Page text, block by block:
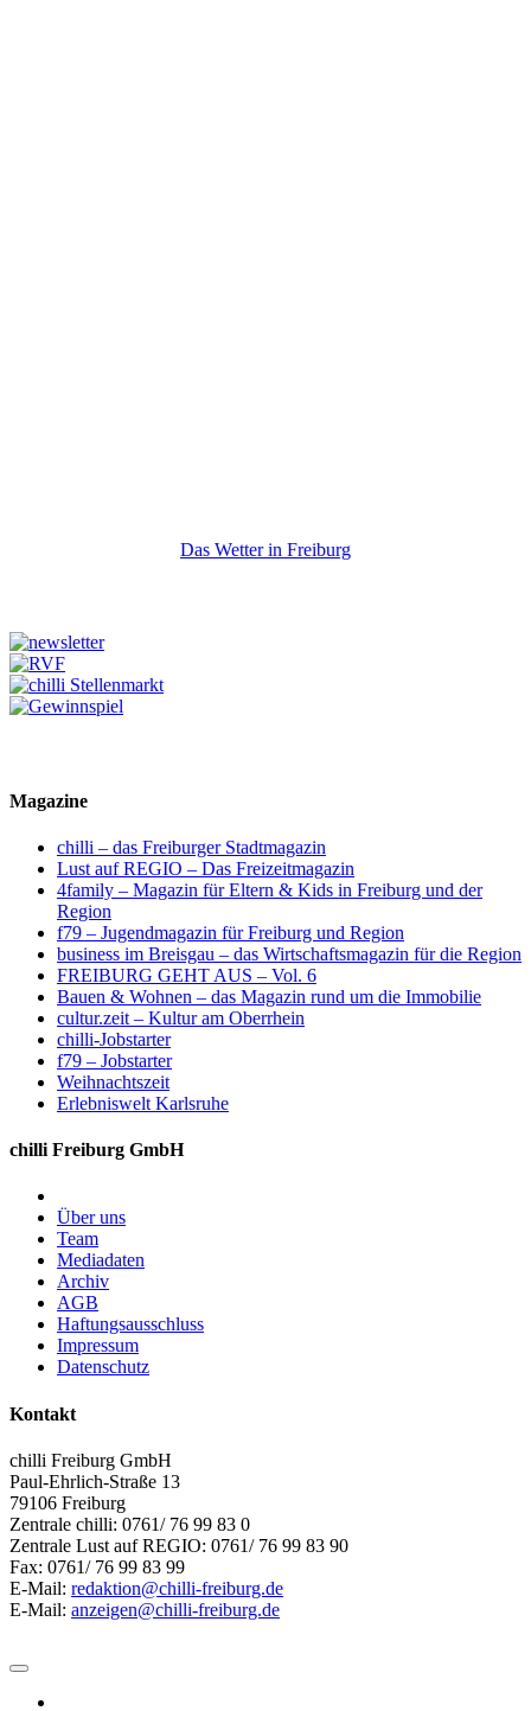
Das Wetter in Freiburg
Magazine
chilli – das Freiburger Stadtmagazin
Lust auf REGIO – Das Freizeitmagazin
4family – Magazin für Eltern & Kids in Freiburg und der
Region
f79 – Jugendmagazin für Freiburg und Region
business im Breisgau – das Wirtschaftsmagazin für die Region
FREIBURG GEHT AUS – Vol. 6
Bauen & Wohnen – das Magazin rund um die Immobilie
cultur.zeit – Kultur am Oberrhein
chilli-Jobstarter
f79 – Jobstarter
Weihnachtszeit
Erlebniswelt Karlsruhe
chilli Freiburg GmbH
Über uns
Team
Mediadaten
Archiv
AGB
Haftungsausschluss
Impressum
Datenschutz
Kontakt
chilli Freiburg GmbH
Paul-Ehrlich-Straße 13
79106 Freiburg
Zentrale chilli: 0761/ 76 99 83 0
Zentrale Lust auf REGIO: 0761/ 76 99 83 90
Fax: 0761/ 76 99 83 99
E-Mail: redaktion@chilli-freiburg.de
E-Mail: anzeigen@chilli-freiburg.de